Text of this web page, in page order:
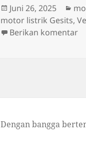
Diposkan
pada
Juni 26, 2025
motor listrik Gesits,
Berikan komentar
Dengan bangga